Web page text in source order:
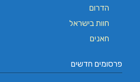
הדרום
חוות בישראל
חאנים
פרסומים חדשים